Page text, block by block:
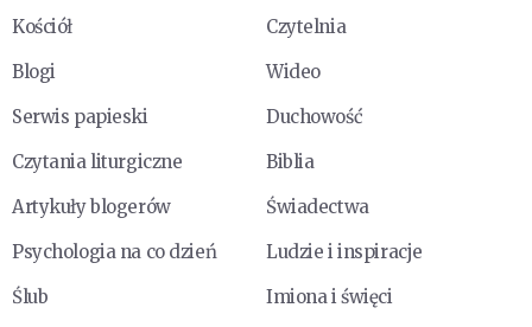
Kościół
Czytelnia
Blogi
Wideo
Serwis papieski
Duchowość
Czytania liturgiczne
Biblia
Artykuły blogerów
Świadectwa
Psychologia na co dzień
Ludzie i inspiracje
Ślub
Imiona i święci